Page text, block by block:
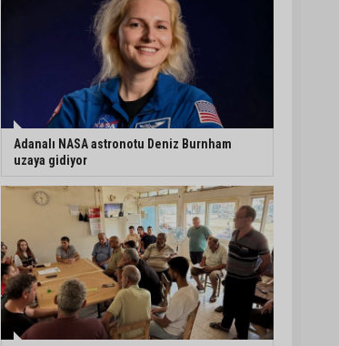
Yedigöze İçme Suyu
Projesi çalışmalarında
göçük meydana geldi
Müzeyyen Şevkin’den
Çocuk Koruma Kanunu
Teklifi’ne eleştiri:
önlemedir”
Adana’da sıcağın
boyutu: Asfaltta
yumurta pişti
Yeni Parti'de Seyhan İlçe
Başkanlığına Mehmet
Şahin Gümüş getirildi
Adanalı NASA astronotu Deniz Burnham
uzaya gidiyor